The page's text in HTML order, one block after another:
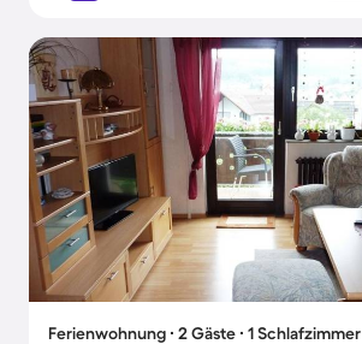
Ferienwohnung ∙ 2 Gäste ∙ 1 Schlafzimmer